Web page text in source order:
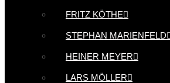
FRITZ KÖTHE
STEPHAN MARIENFELD
HEINER MEYER
LARS MÖLLER